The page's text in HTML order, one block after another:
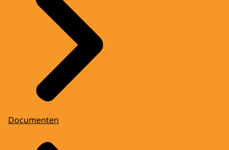
Documenten